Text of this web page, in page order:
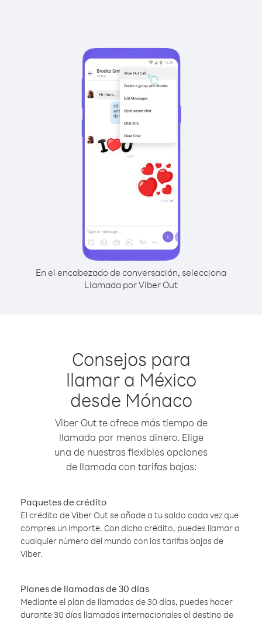
En el encabezado de conversación, selecciona
Llamada por Viber Out
Consejos para
llamar a México
desde Mónaco
Viber Out te ofrece más tiempo de
llamada por menos dinero. Elige
una de nuestras flexibles opciones
de llamada con tarifas bajas:
Paquetes de crédito
El crédito de Viber Out se añade a tu saldo cada vez que
compres un importe. Con dicho crédito, puedes llamar a
cualquier número del mundo con las tarifas bajas de
Viber.
Planes de llamadas de 30 días
Mediante el plan de llamadas de 30 días, puedes hacer
durante 30 días llamadas internacionales al destino de